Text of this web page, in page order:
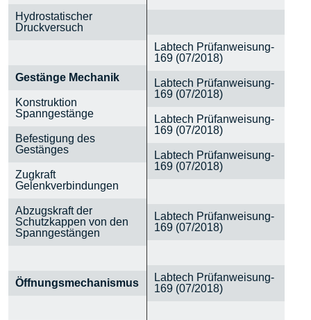
Hydrostatischer
Druckversuch
Gestänge Mechanik
Konstruktion
Spanngestänge
Befestigung des
Gestänges
Zugkraft
Gelenkverbindungen
Abzugskraft der
Schutzkappen von den
Spanngestängen
Öffnungsmechanismus
Labtech Prüfanweisung-
169 (07/2018)
Labtech Prüfanweisung-
169 (07/2018)
Labtech Prüfanweisung-
169 (07/2018)
Labtech Prüfanweisung-
169 (07/2018)
Labtech Prüfanweisung-
169 (07/2018)
Labtech Prüfanweisung-
169 (07/2018)